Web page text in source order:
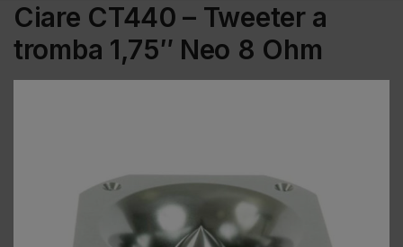
Ciare CT440 – Tweeter a
tromba 1,75″ Neo 8 Ohm